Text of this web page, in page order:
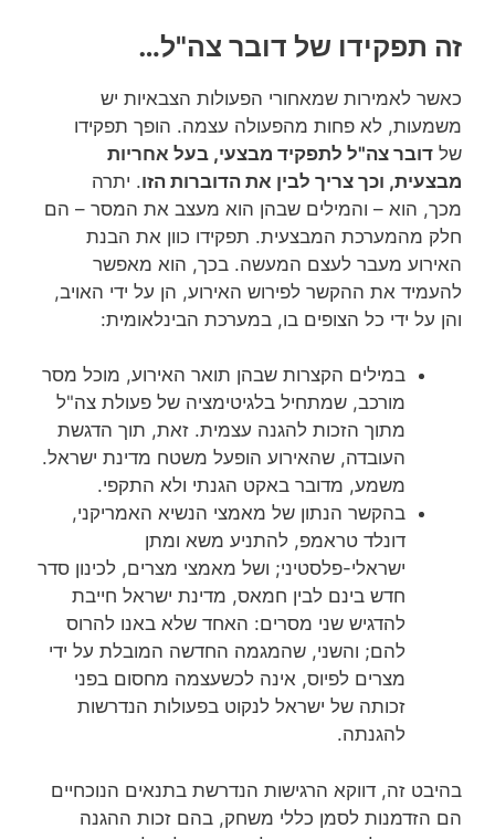
זה תפקידו של דובר צה"ל…
כאשר לאמירות שמאחורי הפעולות הצבאיות יש
משמעות, לא פחות מהפעולה עצמה. הופך תפקידו
של דובר צה"ל לתפקיד מבצעי, בעל אחריות
מבצעית, וכך צריך לבין את הדוברות הזו. יתרה
מכך, הוא – והמילים שבהן הוא מעצב את המסר – הם
חלק מהמערכת המבצעית. תפקידו כוון את הבנת
האירוע מעבר לעצם המעשה. בכך, הוא מאפשר
להעמיד את ההקשר לפירוש האירוע, הן על ידי האויב,
והן על ידי כל הצופים בו, במערכת הבינלאומית:
במילים הקצרות שבהן תואר האירוע, מוכל מסר
מורכב, שמתחיל בלגיטימציה של פעולת צה"ל
מתוך הזכות להגנה עצמית. זאת, תוך הדגשת
העובדה, שהאירוע הופעל משטח מדינת ישראל.
משמע, מדובר באקט הגנתי ולא התקפי.
בהקשר הנתון של מאמצי הנשיא האמריקני,
דונלד טראמפ, להתניע משא ומתן
ישראלי-פלסטיני; ושל מאמצי מצרים, לכינון סדר
חדש בינם לבין חמאס, מדינת ישראל חייבת
להדגיש שני מסרים: האחד שלא באנו להרוס
להם; והשני, שהמגמה החדשה המובלת על ידי
מצרים לפיוס, אינה לכשעצמה מחסום בפני
זכותה של ישראל לנקוט בפעולות הנדרשות
להגנתה.
בהיבט זה, דווקא הרגישות הנדרשת בתנאים הנוכחיים
הם הזדמנות לסמן כללי משחק, בהם זכות ההגנה